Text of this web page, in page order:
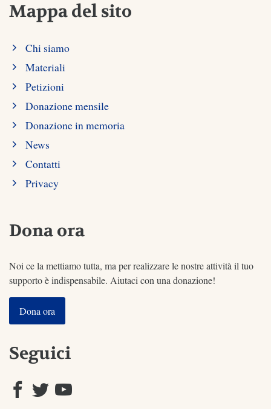
Mappa del sito
Chi siamo
Materiali
Petizioni
Donazione mensile
Donazione in memoria
News
Contatti
Privacy
Dona ora
Noi ce la mettiamo tutta, ma per realizzare le nostre attività il tuo
supporto è indispensabile. Aiutaci con una donazione!
Dona ora
Seguici